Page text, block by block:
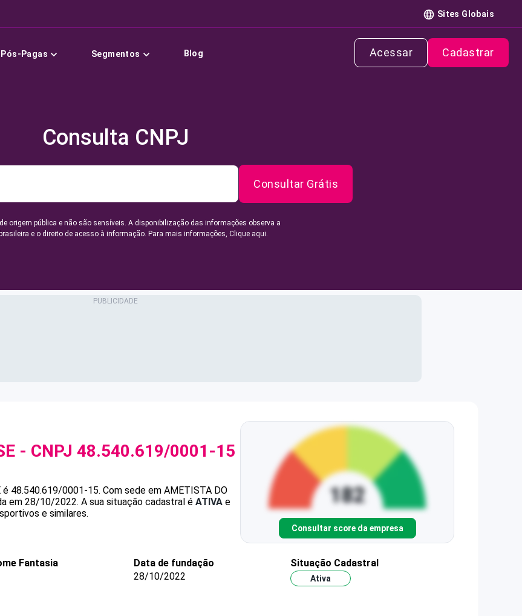
Sites Globais
Pagas Segmentos Blog Acessar Cadastrar
Consulta CNPJ
Consultar Grátis
origem pública e não são sensíveis. A disponibilização das informações observa a
e o direito de acesso à informação. Para mais informações, Clique aqui.
- CNPJ 48.540.619/0001-15
é 48.540.619/0001-15. Com sede em AMETISTA DO
em 28/10/2022. A sua situação cadastral é ATIVA e
e similares.
Consultar score da empresa
Fantasia
Data de fundação
28/10/2022
Situação Cadastral
Ativa